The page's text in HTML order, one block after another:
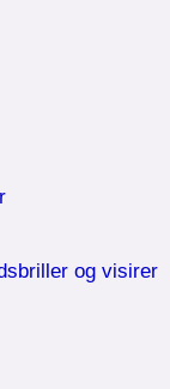
og visirer